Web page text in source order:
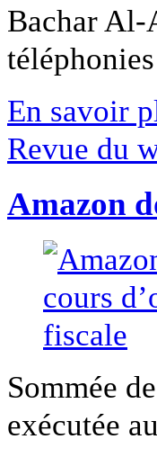
Bachar Al-
En savoir
Revue du
Amazon
Sommée
exécutée